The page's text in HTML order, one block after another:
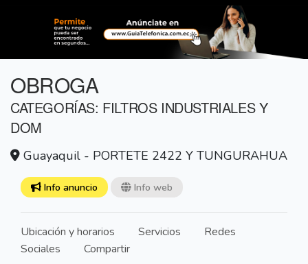
OBROGA
CATEGORÍAS: FILTROS INDUSTRIALES Y
DOM
Guayaquil - PORTETE 2422 Y TUNGURAHUA
Info anuncio Info web
Ubicación y horarios Servicios
Redes
Sociales
Compartir